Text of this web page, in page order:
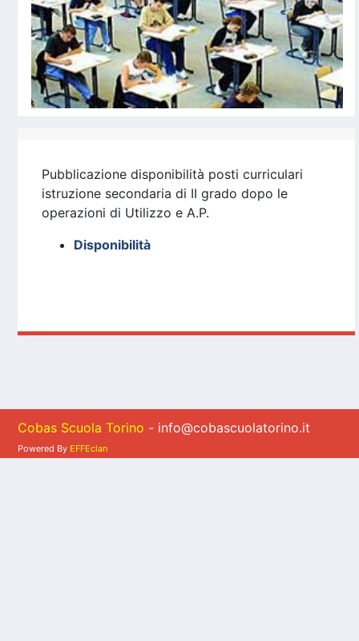
Pubblicazione disponibilità posti curriculari
istruzione secondaria di II grado dopo le
operazioni di Utilizzo e A.P.
Disponibilità
Cobas Scuola Torino - info@cobascuolatorino.it
Powered By EFFEclan